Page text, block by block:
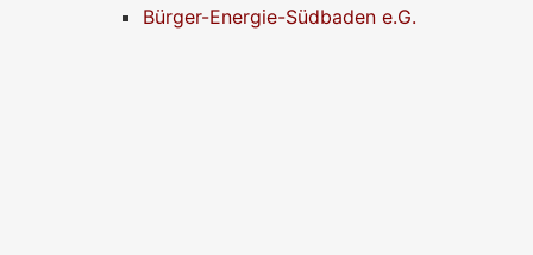
Bürger-Energie-Südbaden e.G.